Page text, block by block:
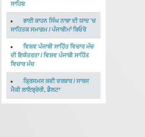
ਸਾਹਿਬ
ਭਾਈ ਕਾਹਨ ਸਿੰਘ ਨਾਭਾ ਦੀ ਯਾਦ 'ਚ
ਸਾਹਿਤਕ ਸਮਾਗਮ/ ਪੰਜਾਬੀਮਾਂ ਬਿਓਰੋ
ਵਿਸ਼ਵ ਪੰਜਾਬੀ ਸਾਹਿੱਤ ਵਿਚਾਰ ਮੰਚ
ਦੀ ਇਕੱਤਰਤਾ/ਵਿਸ਼ਵ ਪੰਜਾਬੀ ਸਾਹਿੱਤ
ਵਿਚਾਰ ਮੰਚ
ਕ੍ਰਿਸਮਸ ਕਵੀ ਦਰਬਾਰ/ ਜਾਰਜ
ਮੈਕੀ ਲਾਇਬ੍ਰੇਰੀ, ਡੈਲਟਾ